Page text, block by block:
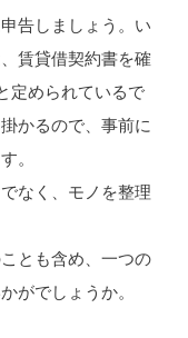
告しましょう。い
賃貸借契約書を確
定められているで
かるので、事前に
。
なく、モノを整理
とも含め、一つの
がでしょうか。